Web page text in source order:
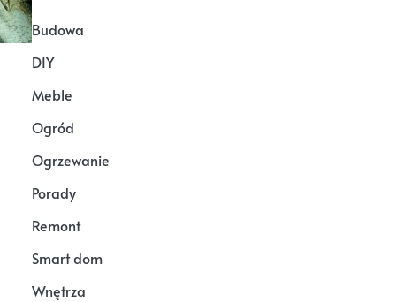
Budowa
DIY
Meble
Ogród
Ogrzewanie
Porady
Remont
Smart dom
Wnętrza